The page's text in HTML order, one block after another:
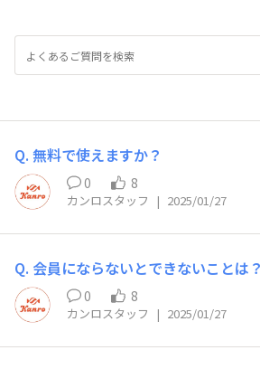
Q. 無料で使えますか？
0 8
カンロスタッフ | 2025/01/27
Q. 会員にならないとできないことは？
0 8
カンロスタッフ | 2025/01/27